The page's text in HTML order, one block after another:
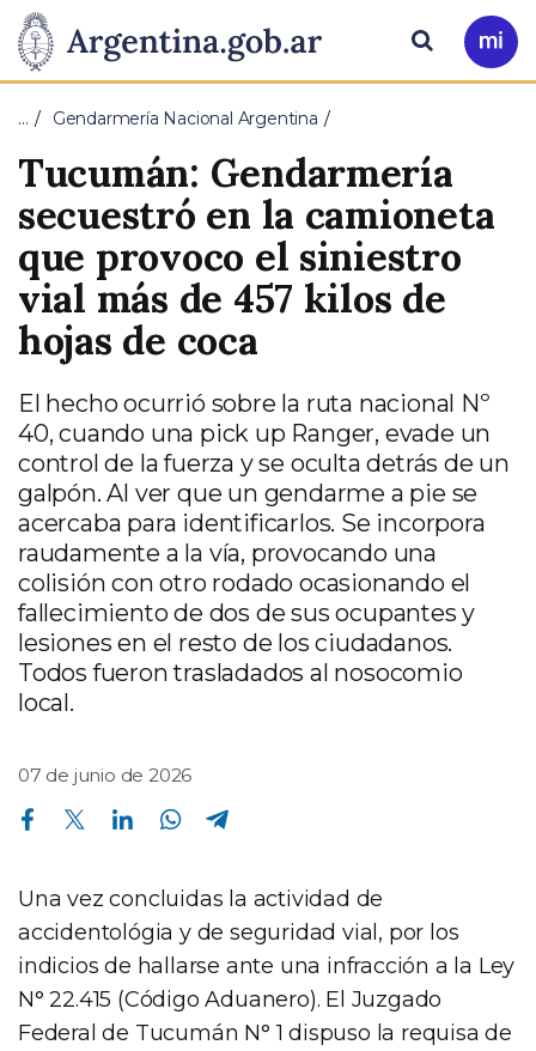
Presidencia
de
la
Nación
Pasar al contenido principal
Ir
a
Buscar
… Gendarmería Nacional Argentina
Tucumán: Gendarmería
secuestró en la camioneta
que provoco el siniestro
vial más de 457 kilos de
hojas de coca
El hecho ocurrió sobre la ruta nacional Nº
40, cuando una pick up Ranger, evade un
control de la fuerza y se oculta detrás de un
galpón. Al ver que un gendarme a pie se
acercaba para identificarlos. Se incorpora
raudamente a la vía, provocando una
colisión con otro rodado ocasionando el
fallecimiento de dos de sus ocupantes y
lesiones en el resto de los ciudadanos.
Todos fueron trasladados al nosocomio
local.
07 de junio de 2026
Compartir en Facebook Compartir en Twitter Compartir en Linkedin Compartir en Whatsapp
Una vez concluidas la actividad de
accidentológia y de seguridad vial, por los
indicios de hallarse ante una infracción a la Ley
N° 22.415 (Código Aduanero). El Juzgado
Federal de Tucumán N° 1 dispuso la requisa de